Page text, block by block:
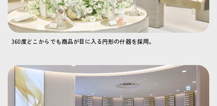
360度どこからでも商品が目に入る円形の什器を採用。